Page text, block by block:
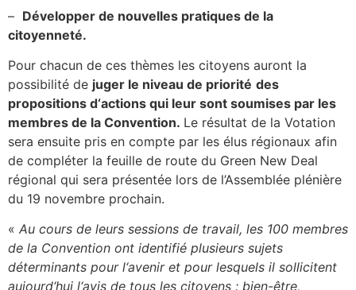
– Développer de nouvelles pratiques de la
citoyenneté.
Pour chacun de ces thèmes les citoyens auront la
possibilité de juger le niveau de priorité des
propositions d‘actions qui leur sont soumises par les
membres de la Convention. Le résultat de la Votation
sera ensuite pris en compte par les élus régionaux afin
de compléter la feuille de route du Green New Deal
régional qui sera présentée lors de l’Assemblée plénière
du 19 novembre prochain.
« Au cours de leurs sessions de travail, les 100 membres
de la Convention ont identifié plusieurs sujets
déterminants pour l‘avenir et pour lesquels il sollicitent
aujourd‘hui l‘avis de tous les citoyens : bien-être,